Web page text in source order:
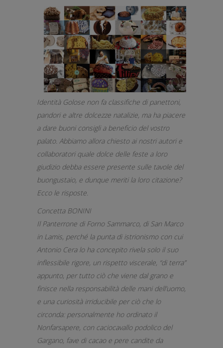
Identità Golose non fa classifiche di panettoni,
pandori e altre dolcezze natalizie, ma ha piacere
a dare buoni consigli a beneficio del vostro
palato. Abbiamo allora chiesto ai nostri autori e
collaboratori quale dolce delle feste a loro
giudizio debba essere presente sulle tavole del
buongustaio, e dunque meriti la loro citazione?
Ecco le risposte.
Concetta BONINI
Il Panterrone di Forno Sammarco, di San Marco
in Lamis, perché la punta di istrionismo con cui
Antonio Cera lo ha concepito rivela solo il suo
inflessibile rigore, un rispetto viscerale, “di terra”
appunto, per tutto ciò che viene dal grano e
finisce nella responsabilità delle mani dell’uomo,
e una curiosità irriducibile per ciò che lo
circonda: personalmente ho ordinato il
Nonfarsapere, con caciocavallo podolico del
Gargano, fave di cacao e pere candite da